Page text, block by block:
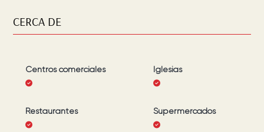
CERCA DE
Centros comerciales Iglesias
Restaurantes Supermercados